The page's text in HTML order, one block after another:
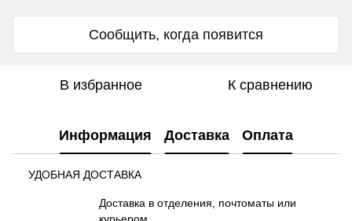
Сообщить, когда появится
В избранное К сравнению
Информация Доставка Оплата
УДОБНАЯ ДОСТАВКА
Доставка в отделения, почтоматы или